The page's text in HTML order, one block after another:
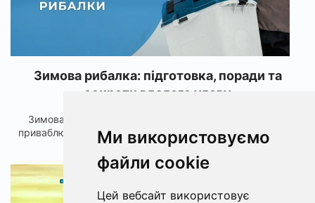
Ми використовуємо
файли cookie
Цей вебсайт використовує
Зимова рибалка: підготовка, поради та
секрети вдалого улову
Зимова рибалка - це особливий вид відпочинку, який
приваблює своєю неповторною атмосферою, тишею та ...